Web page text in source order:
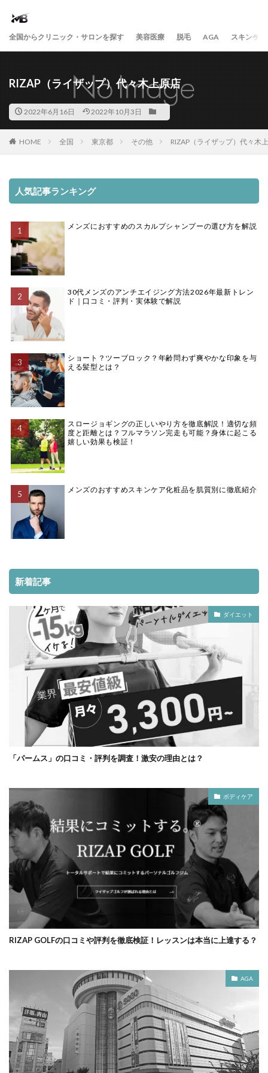
全国からクリニック・サロンを探す 美容医療 脱毛 AGA スキンケア
RIZAP（ライザップ）代々木上原店
2022年6月16日 2022年10月3日
HOME 全国 東京都 その他 RIZAP（ライザップ）代々木
人気記事ランキング
メンズにおすすめのスカルプシャンプーの選び方を解説
30代メンズのアンチエイジング方法2026年最新トレン
ド｜口コミ・評判・実体験で解説
ショート？ツーブロック？年齢問わず爽やかな印象を与
える髪型とは？
スロージョギングの正しいやり方を徹底解説！適切な頻
度と距離とは？フルマラソン完走も可能？身体に起こる
嬉しい効果も検証！
メンズのおすすめスキンケア化粧品を肌質別に徹底紹介
新着記事
ダイエット
「パームス」の口コミ・評判を調査！激安の理由とは？
ボディケア
RIZAP GOLFの口コミや評判を徹底検証！レッスンは本当に上達する？
AGA